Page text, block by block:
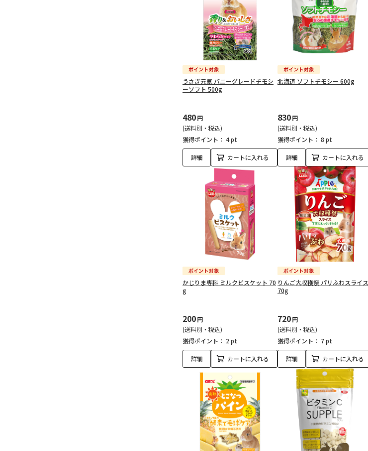
うさぎ元気 バニーグレードチモシ
ーソフト 500g
480円
(送料別・税込)
獲得ポイント： 4 pt
詳細 カートに入れる
北海道 ソフトチモシー 600g
830円
(送料別・税込)
獲得ポイント： 8 pt
詳細 カートに入れる
かじりま専科 ミルクビスケット 70
g
200円
(送料別・税込)
獲得ポイント： 2 pt
詳細 カートに入れる
りんご大収穫祭 パリふわスライス
70g
720円
(送料別・税込)
獲得ポイント： 7 pt
詳細 カートに入れる